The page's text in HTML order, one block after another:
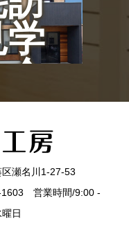
学
会
瀬名川1-27-53
営業時間/9:00 -
日